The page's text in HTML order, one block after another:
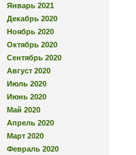
Январь 2021
Декабрь 2020
Ноябрь 2020
Октябрь 2020
Сентябрь 2020
Август 2020
Июль 2020
Июнь 2020
Май 2020
Апрель 2020
Март 2020
Февраль 2020